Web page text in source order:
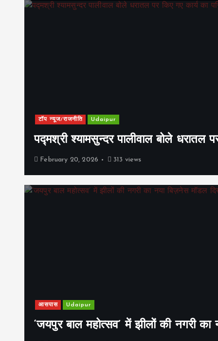
टॉप न्यूज/राजनीति Udaipur
पद्मश्री श्यामसुन्दर पालीवाल बोले धरातल
February 20, 2026 313 views
आसपास Udaipur
‘जयपुर बाल महोत्सव’ में झीलों की नगरी